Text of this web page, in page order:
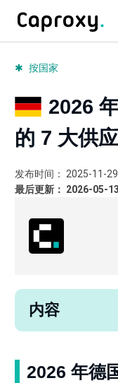
按国家
2026
的 7 大供
发布时间： 2025-11-29
最后更新： 2026-05-13
内容
2026 年德